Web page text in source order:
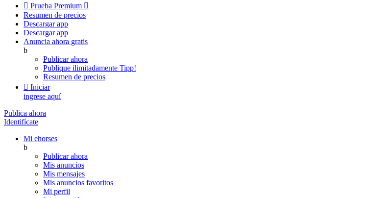
 Prueba Premium 
Resumen de precios
Descargar app
Descargar app
Anuncia ahora gratis
b
Publicar ahora
Publique ilimitadamente Tipp!
Resumen de precios
 Iniciar
ingrese aquí
Publica ahora
Identifícate
Mi ehorses
b
Publicar ahora
Mis anuncios
Mis mensajes
Mis anuncios favoritos
Mi perfil